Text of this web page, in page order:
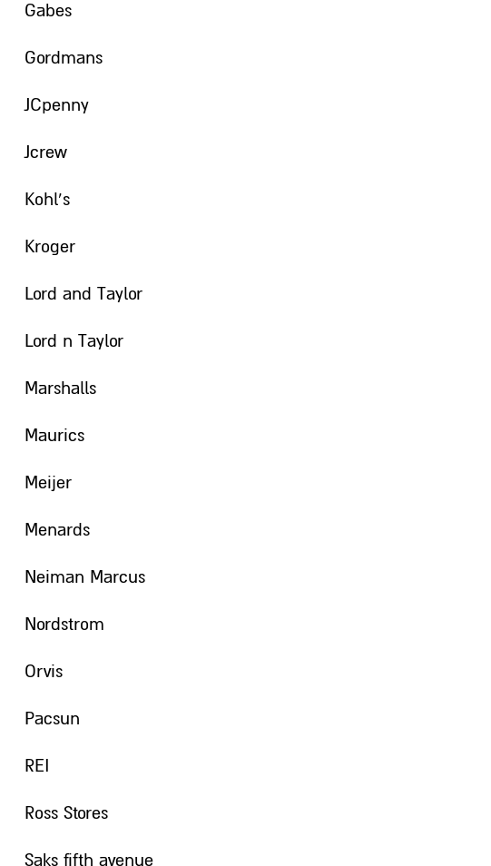
Gabes
Gordmans
JCpenny
Jcrew
Kohl’s
Kroger
Lord and Taylor
Lord n Taylor
Marshalls
Maurics
Meijer
Menards
Neiman Marcus
Nordstrom
Orvis
Pacsun
REI
Ross Stores
Saks fifth avenue